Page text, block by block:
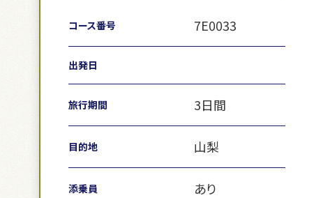
コース番号 7E0033
出発日
旅行期間 3日間
目的地 山梨
添乗員 あり